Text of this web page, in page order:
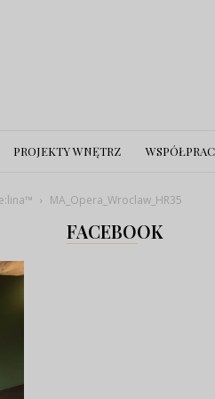
PROJEKTY WNĘTRZ
MA_Opera_Wroclaw_HR35
FACEBOOK